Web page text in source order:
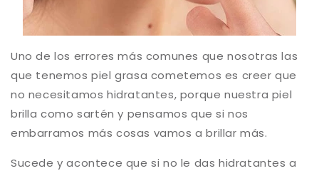
Uno de los errores más comunes que nosotras las
que tenemos piel grasa cometemos es creer que
no necesitamos hidratantes, porque nuestra piel
brilla como sartén y pensamos que si nos
embarramos más cosas vamos a brillar más.
Sucede y acontece que si no le das hidratantes a